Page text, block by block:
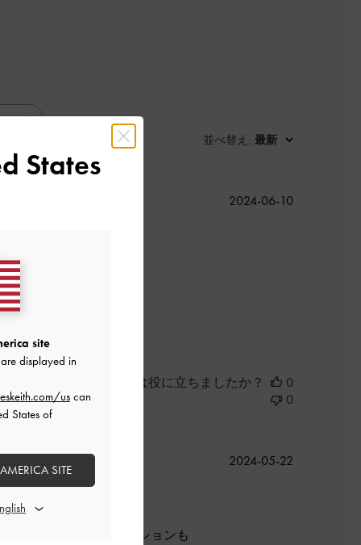
並べ替え : 最新
す
公
2024-06-10
このレビューは役に立ちましたか？
0
0
た^ ^
擦れなしでした！クッションも
公
2024-05-22
States
site
displayed in
uscan
States of
SITE